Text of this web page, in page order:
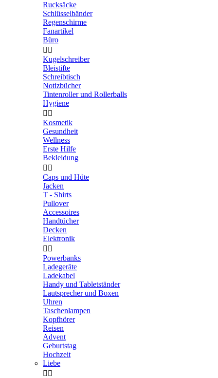
Rucksäcke
Schlüsselbänder
Regenschirme
Fanartikel
Büro
 
Kugelschreiber
Bleistifte
Schreibtisch
Notizbücher
Tintenroller und Rollerballs
Hygiene
 
Kosmetik
Gesundheit
Wellness
Erste Hilfe
Bekleidung
 
Caps und Hüte
Jacken
T - Shirts
Pullover
Accessoires
Handtücher
Decken
Elektronik
 
Powerbanks
Ladegeräte
Ladekabel
Handy und Tabletständer
Lautsprecher und Boxen
Uhren
Taschenlampen
Kopfhörer
Reisen
Advent
Geburtstag
Hochzeit
Liebe
 